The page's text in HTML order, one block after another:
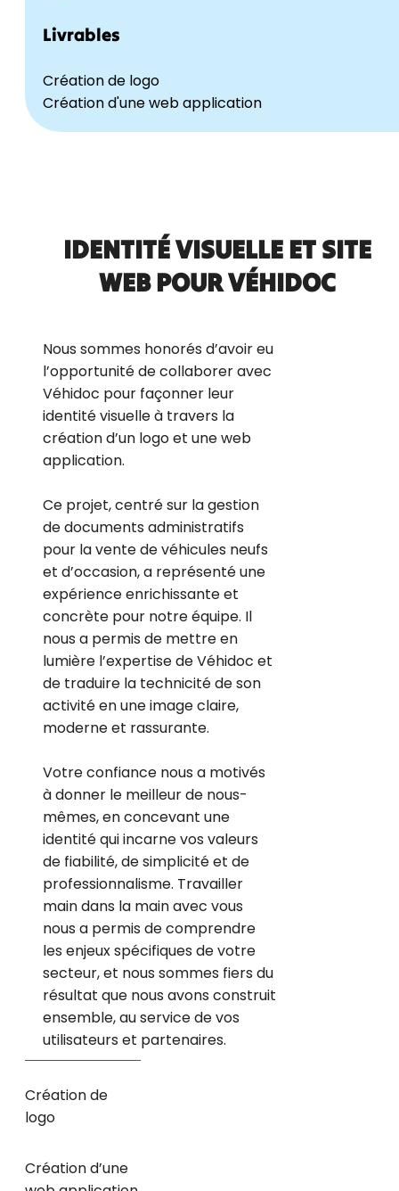
Livrables
Création de logo
Création d'une web application
IDENTITÉ VISUELLE ET SITE
WEB POUR VÉHIDOC
Nous sommes honorés d’avoir eu
l’opportunité de collaborer avec
Véhidoc pour façonner leur
identité visuelle à travers la
création d’un logo et une web
application.
Ce projet, centré sur la gestion
de documents administratifs
pour la vente de véhicules neufs
et d’occasion, a représenté une
expérience enrichissante et
concrète pour notre équipe. Il
nous a permis de mettre en
lumière l’expertise de Véhidoc et
de traduire la technicité de son
activité en une image claire,
moderne et rassurante.
Votre confiance nous a motivés
à donner le meilleur de nous-
mêmes, en concevant une
identité qui incarne vos valeurs
de fiabilité, de simplicité et de
professionnalisme. Travailler
main dans la main avec vous
nous a permis de comprendre
les enjeux spécifiques de votre
secteur, et nous sommes fiers du
résultat que nous avons construit
ensemble, au service de vos
utilisateurs et partenaires.
Création de
logo
Création d’une